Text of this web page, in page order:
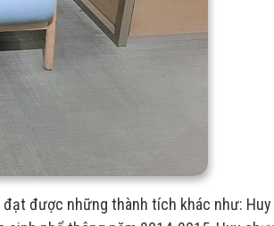
đạt được những thành tích khác như: Huy